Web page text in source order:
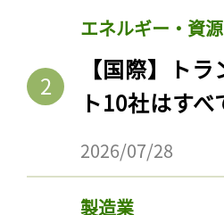
エネルギー・資源
【国際】ト
ト10社はす
2026/07/28
製造業